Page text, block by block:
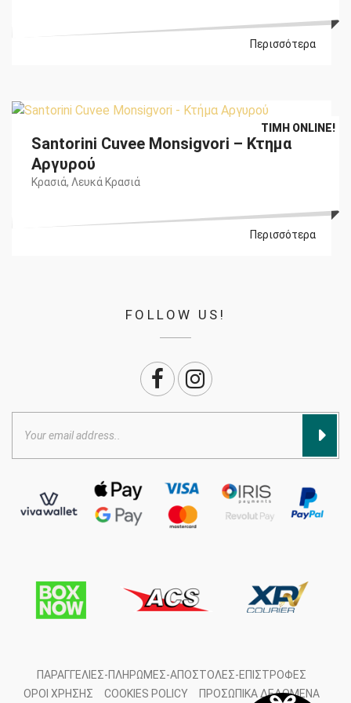
Περισσότερα
price
was:
€44,40.
τρέχουσα
τιμή
είναι:
ΤΙΜΉ ONLINE!
Santorini Cuvee Monsigνori – Κτήμα
Αργυρού
Κρασιά, Λευκά Κρασιά
Περισσότερα
FOLLOW US!
ΠΑΡΑΓΓΕΛΊΕΣ-ΠΛΗΡΩΜΈΣ-ΑΠΟΣΤΟΛΈΣ-ΕΠΙΣΤΡΟΦΈΣ
ΌΡΟΙ ΧΡΉΣΗΣ
COOKIES POLICY ΠΡΟΣΩΠΙΚΆ ΔΕΔΟΜΈΝΑ